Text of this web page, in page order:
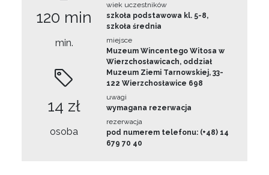
120 min
min.
14 zł
osoba
wiek uczestników
szkoła podstawowa kl. 5-8,
szkoła średnia
miejsce
Muzeum Wincentego Witosa w
Wierzchosławicach, oddział
Muzeum Ziemi Tarnowskiej, 33-
122 Wierzchosławice 698
uwagi
wymagana rezerwacja
rezerwacja
pod numerem telefonu: (+48) 14
679 70 40